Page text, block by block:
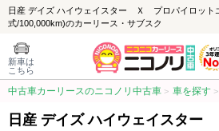
日産 デイズ ハイウェイスター Ｘ プロパイロット
式/100,000km)のカーリース・サブスク
新車は
こちら
中古車カーリースのニコノリ中古車 車を探す
日産 デイズ ハイウェイスタ